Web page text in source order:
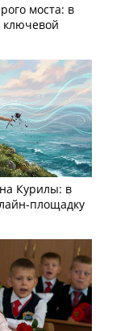
моста: в
ключевой
Курилы: в
­площадку